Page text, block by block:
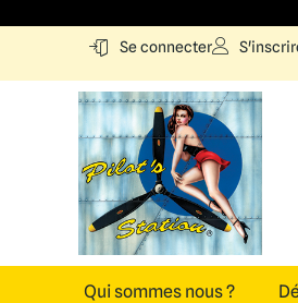
Se connecter
Qui sommes nous ?